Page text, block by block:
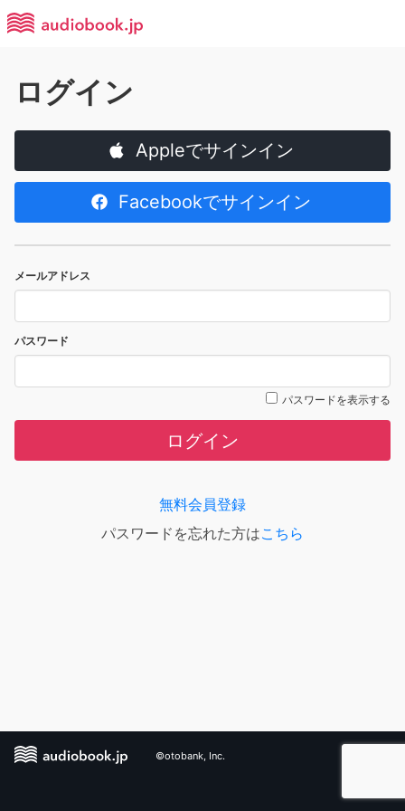
ログイン
Appleでサインイン
Facebookでサインイン
メールアドレス
パスワード
パスワードを表示する
ログイン
無料会員登録
パスワードを忘れた方はこちら
©otobank, Inc.